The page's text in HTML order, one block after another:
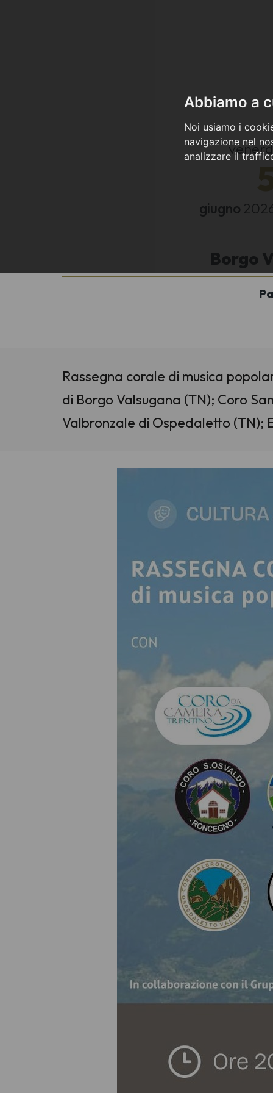
Abbiamo a
Noi usiamo i
navigazione nel
analizzare il
giugno
Borgo
Rassegna corale di musica
di Borgo Valsugana (TN); Coro
Valbronzale di Ospedaletto (TN);